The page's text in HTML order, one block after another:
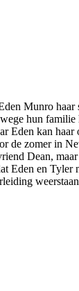
Munro haar
hun familie
Eden kan
de zomer in
Dean,
Eden en Tyler